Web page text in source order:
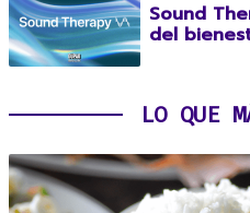
Sound
del
LO QUE